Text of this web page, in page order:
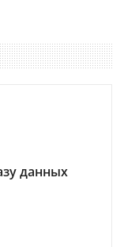
данных